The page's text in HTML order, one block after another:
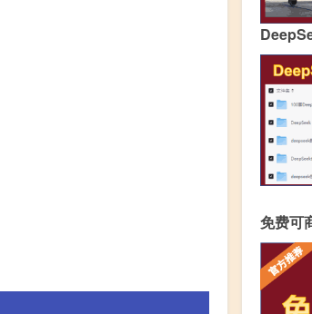
免费可